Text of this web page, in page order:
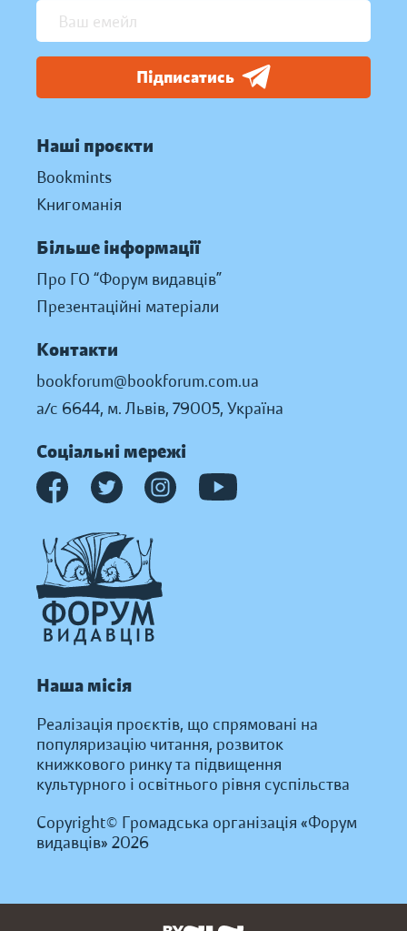
Підписатись
Наші проєкти
Bookmints
Книгоманія
Більше інформації
Про ГО “Форум видавців”
Презентаційні матеріали
Контакти
bookforum@bookforum.com.ua
а/с 6644, м. Львів, 79005, Україна
Соціальні мережі
Наша місія
Реалізація проєктів, що спрямовані на
популяризацію читання, розвиток
книжкового ринку та підвищення
культурного і освітнього рівня суспільства
Copyright© Громадська організація «Форум
видавців» 2026